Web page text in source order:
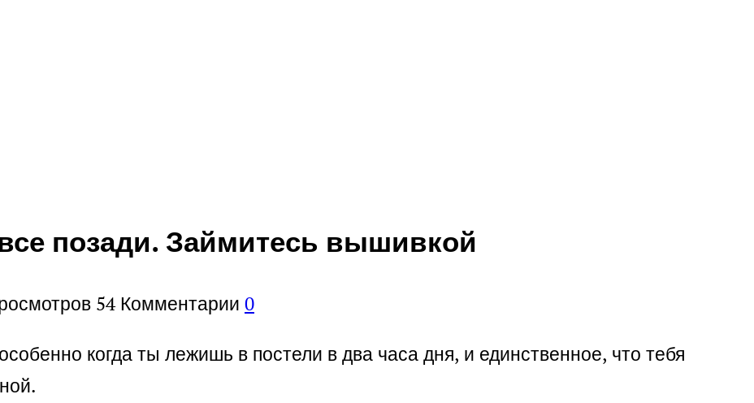
позади. Займитесь вышивкой
54 Комментарии 0
когда ты лежишь в постели в два часа дня, и единственное, что тебя